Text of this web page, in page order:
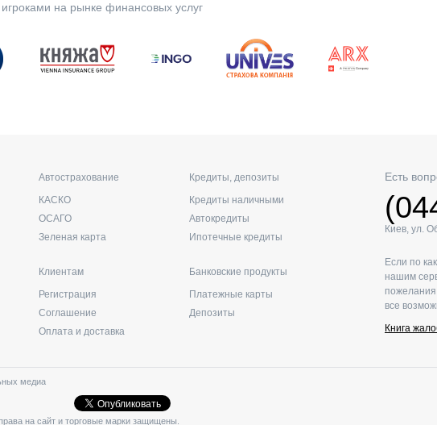
на рынке финансовых услуг
Автострахование
КАСКО
ОСАГО
Зеленая карта
Кредиты, депозиты
Кредиты наличными
Автокредиты
Ипотечные кредиты
Клиентам
Регистрация
Соглашение
Оплата и доставка
Банковские продукты
Платежные карты
Депозиты
Есть
Киев, ул.
Если по
нашим
все
Книга
медиа
на сайт и торговые марки защищены.